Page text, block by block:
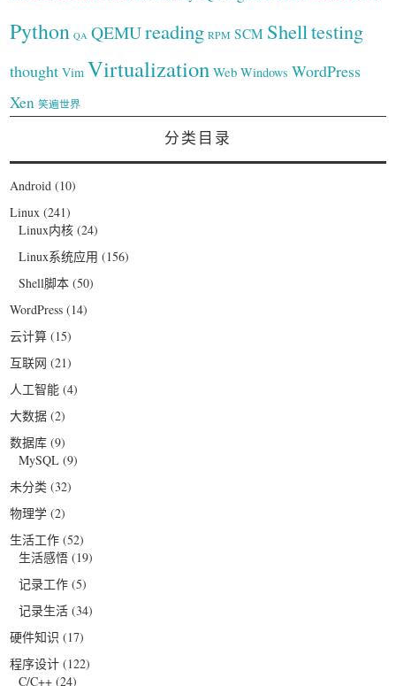
Python QA QEMUreading RPM SCM Shelltesting
thought Vim Virtualization Web Windows WordPress
Xen 笑遍世界
分类目录
Android (10)
Linux (241)
Linux内核 (24)
Linux系统应用 (156)
Shell脚本 (50)
WordPress (14)
云计算 (15)
互联网 (21)
人工智能 (4)
大数据 (2)
数据库 (9)
MySQL (9)
未分类 (32)
物理学 (2)
生活工作 (52)
生活感悟 (19)
记录工作 (5)
记录生活 (34)
硬件知识 (17)
程序设计 (122)
C/C++ (24)